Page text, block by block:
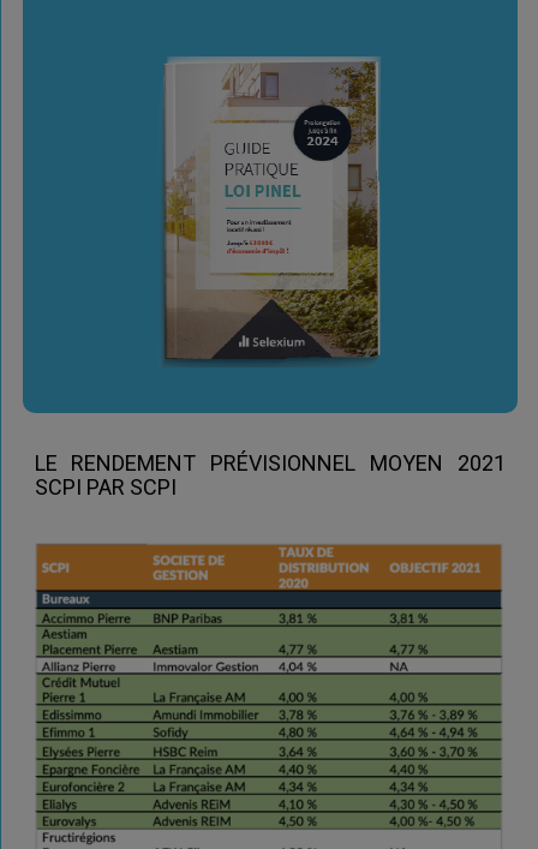
LE RENDEMENT PRÉVISIONNEL MOYEN 2021
SCPI PAR SCPI